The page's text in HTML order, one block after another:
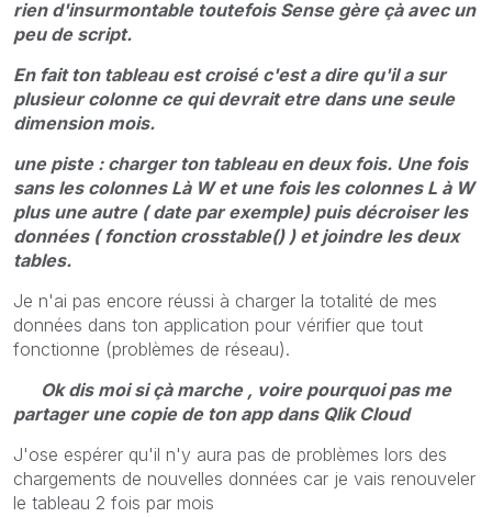
rien d'insurmontable toutefois Sense gère çà avec un
peu de script.
En fait ton tableau est croisé c'est a dire qu'il a sur
plusieur colonne ce qui devrait etre dans une seule
dimension mois.
une piste : charger ton tableau en deux fois. Une fois
sans les colonnes Là W et une fois les colonnes L à W
plus une autre ( date par exemple) puis décroiser les
données ( fonction crosstable() ) et joindre les deux
tables.
Je n'ai pas encore réussi à charger la totalité de mes
données dans ton application pour vérifier que tout
fonctionne (problèmes de réseau).
Ok dis moi si çà marche , voire pourquoi pas me
partager une copie de ton app dans Qlik Cloud
J'ose espérer qu'il n'y aura pas de problèmes lors des
chargements de nouvelles données car je vais renouveler
le tableau 2 fois par mois